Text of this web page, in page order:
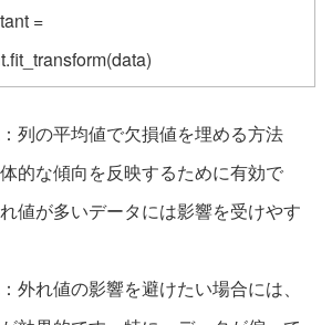
=
列の平均値で欠損値を埋める方法
的な傾向を反映するために有効で
値が多いデータには影響を受けやす
外れ値の影響を避けたい場合には、